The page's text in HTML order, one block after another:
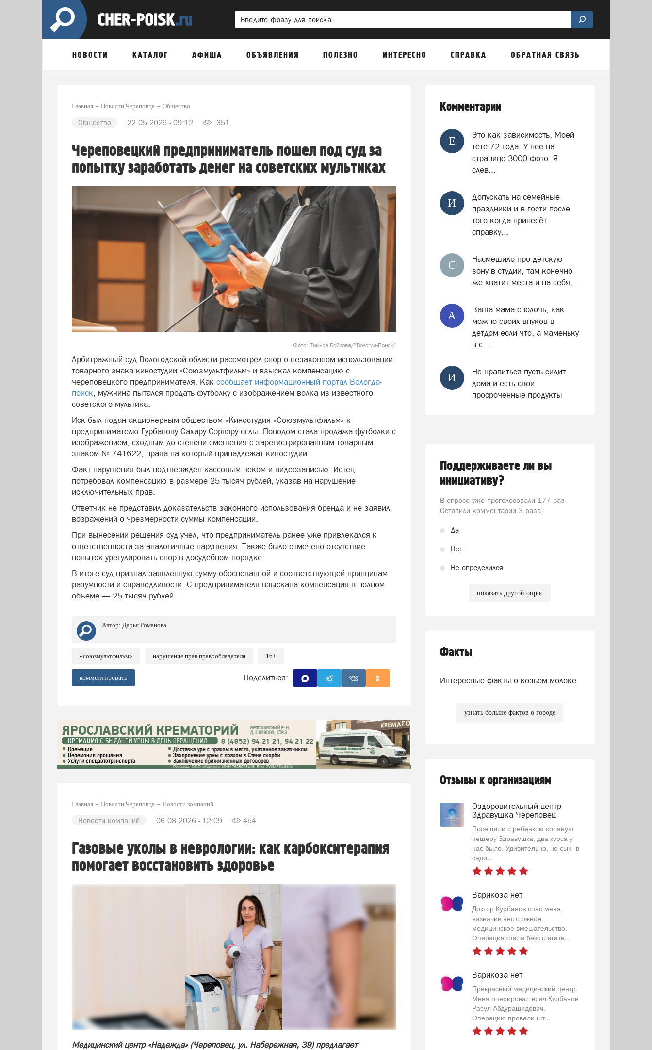
НОВОСТИ КАТАЛОГ АФИША ОБЪЯВЛЕНИЯ ПОЛЕЗНО ИНТЕРЕСНО СПРАВКА ОБРАТНАЯ СВЯЗЬ
Главная Новости Череповца Общество
Общество 22.05.2026 - 09:12 351
Череповецкий предприниматель пошел под суд за
попытку заработать денег на советских мультиках
Фото: Тимура Бойкова/"Вологда-Поиск"
Арбитражный суд Вологодской области рассмотрел спор о незаконном использовании
товарного знака киностудии «Союзмультфильм» и взыскал компенсацию с
череповецкого предпринимателя. Как сообщает информационный портал Вологда-
поиск, мужчина пытался продать футболку с изображением волка из известного
советского мультика.
Иск был подан акционерным обществом «Киностудия «Союзмультфильм» к
предпринимателю Гурбанову Сахиру Сэрвэру оглы. Поводом стала продажа футболки с
изображением, сходным до степени смешения с зарегистрированным товарным
знаком № 741622, права на который принадлежат киностудии.
Факт нарушения был подтвержден кассовым чеком и видеозаписью. Истец
потребовал компенсацию в размере 25 тысяч рублей, указав на нарушение
исключительных прав.
Ответчик не представил доказательств законного использования бренда и не заявил
возражений о чрезмерности суммы компенсации.
При вынесении решения суд учел, что предприниматель ранее уже привлекался к
ответственности за аналогичные нарушения. Также было отмечено отсутствие
попыток урегулировать спор в досудебном порядке.
В итоге суд признал заявленную сумму обоснованной и соответствующей принципам
разумности и справедливости. С предпринимателя взыскана компенсация в полном
объеме — 25 тысяч рублей.
Автор: Дарья Романова
«союзмультфильм» нарушение прав правообладателя 16+
комментировать Поделиться:
Главная Новости Череповца Новости компаний
Новости компаний 06.08.2026 - 12:09 454
Газовые уколы в неврологии: как карбокситерапия
помогает восстановить здоровье
Медицинский центр «Надежда» (Череповец, ул. Набережная, 39) предлагает
Комментарии
Е
Это как зависимость. Моей
тёте 72 года. У неё на
странице 3000 фото. Я
слев...
И
Допускать на семейные
праздники и в гости после
того когда принесёт
справку...
С
Насмешило про детскую
зону в студии, там конечно
же хватит места и на себя,...
А
Ваша мама сволочь, как
можно своих внуков в
детдом если что, а маменьку
в с...
И
Не нравиться пусть сидит
дома и есть свои
просроченные продукты
Поддерживаете ли вы
инициативу?
В опросе уже проголосовали 177 раз
Оставили комментарии 3 раза
Да
Нет
Не определился
показать другой опрос
Факты
Интересные факты о козьем молоке
узнать больше фактов о городе
Отзывы к организациям
Оздоровительный центр
Здравушка Череповец
Посещали с ребенком соляную
пещеру Здравушка, два курса у
нас было. Удивительно, но сын в
сади...
Варикоза нет
Доктор Курбанов спас меня,
назначив неотложное
медицинское вмешательство.
Операция стала безотлагате...
Варикоза нет
Прекрасный медицинский центр.
Меня оперировал врач Курбанов
Расул Абдурашидович.
Операцию провели шт...